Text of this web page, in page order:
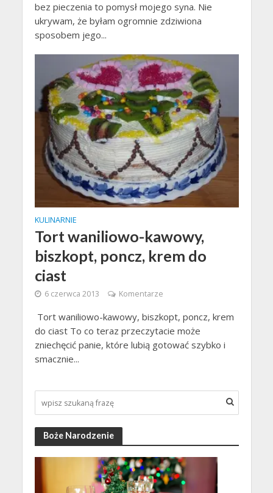
bez pieczenia to pomysł mojego syna. Nie
ukrywam, że byłam ogromnie zdziwiona
sposobem jego...
KULINARNIE
Tort waniliowo-kawowy,
biszkopt, poncz, krem do
ciast
6 czerwca 2013 Komentarze
Tort waniliowo-kawowy, biszkopt, poncz, krem
do ciast To co teraz przeczytacie może
zniechęcić panie, które lubią gotować szybko i
smacznie...
Boże Narodzenie